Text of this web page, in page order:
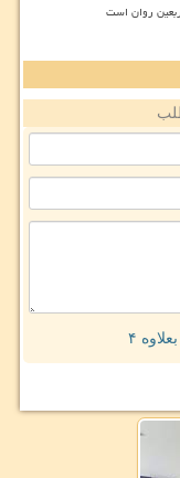
روان است